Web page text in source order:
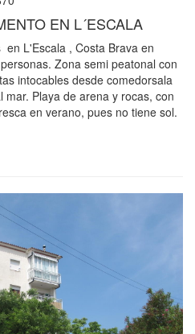
EN L´ESCALA
L'Escala , Costa Brava en
Zona semi peatonal con
intocables desde comedorsala
Playa de arena y rocas, con
en verano, pues no tiene sol.